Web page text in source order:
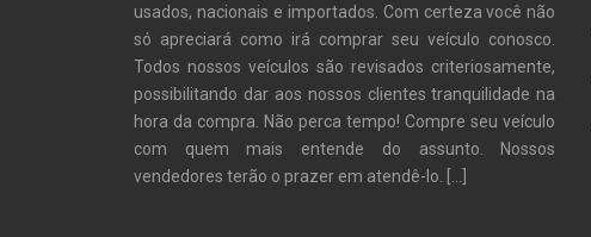
usados, nacionais e importados. Com certeza você não
só apreciará como irá comprar seu veículo conosco.
Todos nossos veículos são revisados criteriosamente,
possibilitando dar aos nossos clientes tranquilidade na
hora da compra. Não perca tempo! Compre seu veículo
com quem mais entende do assunto. Nossos
vendedores terão o prazer em atendê-lo.